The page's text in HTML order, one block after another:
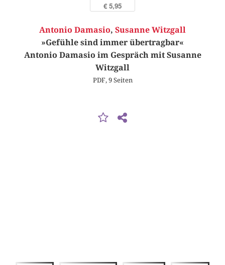
€ 5,95
Antonio Damasio, Susanne Witzgall
»Gefühle sind immer übertragbar«
Antonio Damasio im Gespräch mit Susanne
Witzgall
PDF, 9 Seiten